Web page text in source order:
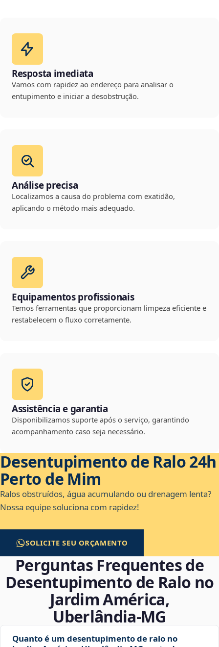
Resposta imediata
Vamos com rapidez ao endereço para analisar o
entupimento e iniciar a desobstrução.
Análise precisa
Localizamos a causa do problema com exatidão,
aplicando o método mais adequado.
Equipamentos profissionais
Temos ferramentas que proporcionam limpeza eficiente e
restabelecem o fluxo corretamente.
Assistência e garantia
Disponibilizamos suporte após o serviço, garantindo
acompanhamento caso seja necessário.
Desentupimento de Ralo 24h
Perto de Mim
Ralos obstruídos, água acumulando ou drenagem lenta?
Nossa equipe soluciona com rapidez!
SOLICITE SEU ORÇAMENTO
Perguntas Frequentes de
Desentupimento de Ralo no
Jardim América,
Uberlândia‑MG
Quanto é um desentupimento de ralo no